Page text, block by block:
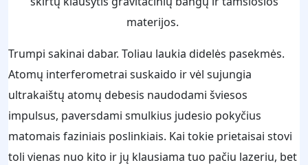
materijos.
Trumpi sakinai dabar. Toliau laukia didelės pasekmės.
Atomų interferometrai suskaido ir vėl sujungia
ultrakaištų atomų debesis naudodami šviesos
impulsus, paversdami smulkius judesio pokyčius
matomais faziniais poslinkiais. Kai tokie prietaisai stovi
toli vienas nuo kito ir jų klausiama tuo pačiu lazeriu, bet